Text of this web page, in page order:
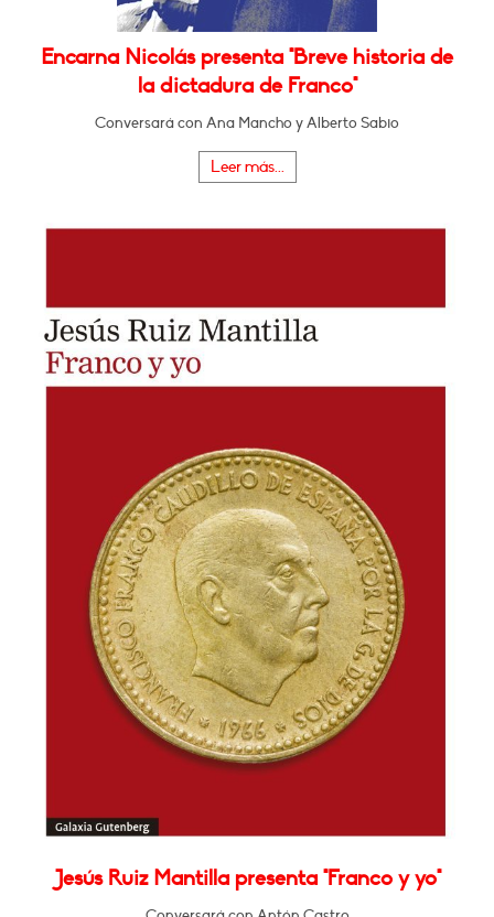
Encarna Nicolás presenta "Breve historia de
la dictadura de Franco"
Conversará con Ana Mancho y Alberto Sabio
Leer más...
Jesús Ruiz Mantilla presenta "Franco y yo"